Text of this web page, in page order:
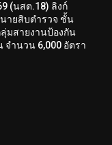
(นสต.18) ลิงก์
ายสิบตำรวจ ชั้น
มสายงานป้องกัน
จำนวน 6,000 อัตรา